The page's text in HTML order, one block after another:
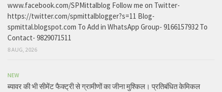
www.facebook.com/SPMittalblog Follow me on Twitter-
https://twitter.com/spmittalblogger?s=11 Blog-
spmittal.blogspot.com To Add in WhatsApp Group- 9166157932 To
Contact- 9829071511
8 AUG, 2026
NEW
ब्यावर की भी सीमेंट फैक्ट्री से ग्रामीणों का जीना मुश्किल। प्रतिबंधित केमिकल